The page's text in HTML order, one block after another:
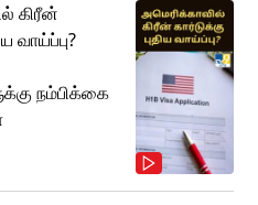
கிரீன்
வாய்ப்பு?
நம்பிக்கை